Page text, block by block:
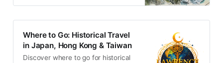
RebirthDiscover five historical
narratives in Taipei’s Zhongzheng
architecture and authoritarian
monuments became symbols of
democracy.Lawrence Travel
Where to Go: Historical Travel
in Japan, Hong Kong & Taiwan
Discover where to go for historical